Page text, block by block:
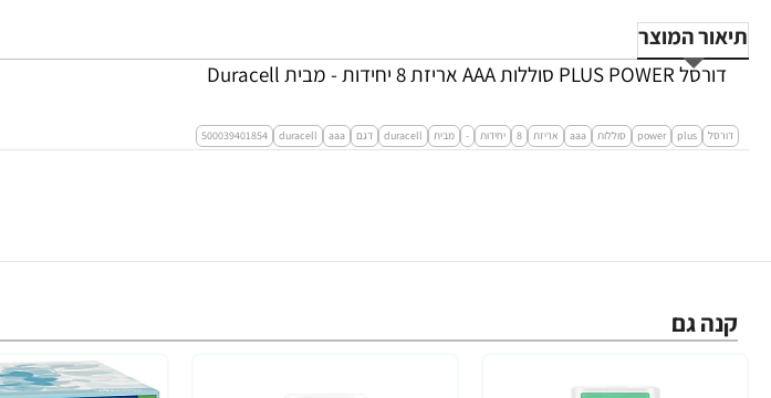
תיאור המוצר
דורסל PLUS POWER סוללות AAA אריזת 8 יחידות - מבית Duracell
דורסל plus
power סוללות aaa אריזת 8 יחידות - מבית duracell דגם aaa
duracell
500039401854
קנה גם